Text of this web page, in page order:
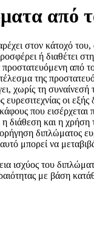
από
στον κάτοχό
ή διαθέτει
από
της
χωρίς τη
οι
που
και η
διπλώματος
μπορεί να
του
με βάση